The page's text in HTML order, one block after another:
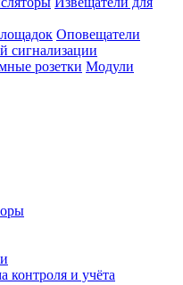
Оповещатели
сигнализации
розетки Модули
контроля и учёта